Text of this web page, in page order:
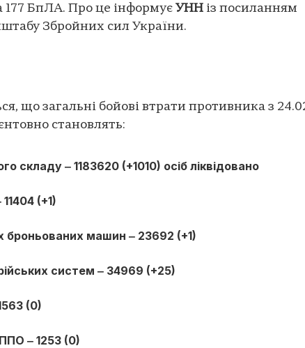
177 БпЛА. Про це інформує УНН із посиланням
Збройних сил України.
що загальні бойові втрати противника з
становлять:
складу ‒ 1183620 (+1010) осіб ліквідовано
11404 (+1)
броньованих машин ‒ 23692 (+1)
систем ‒ 34969 (+25)
(0)
‒ 1253 (0)